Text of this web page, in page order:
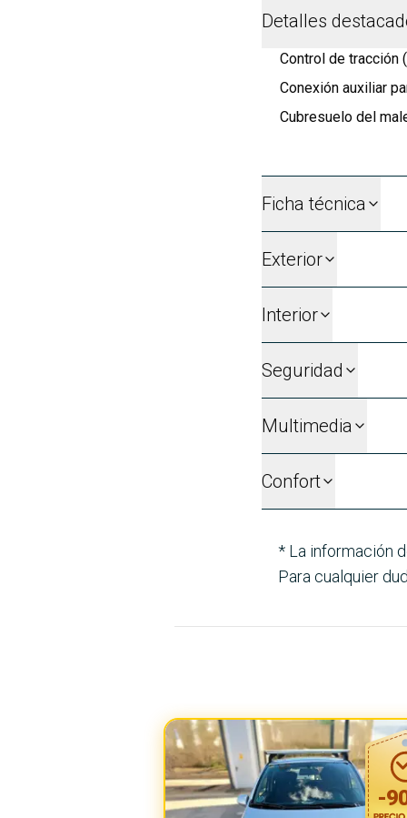
Detalles
Control de tracción
Conexión auxiliar
Cubresuelo del
Ficha técnica
Exterior
Interior
Seguridad
Multimedia
Confort
* La información
Para cualquier
-